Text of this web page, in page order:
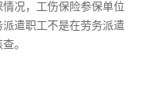
况，工伤保险参保单位
遣职工不是在劳务派遣
。